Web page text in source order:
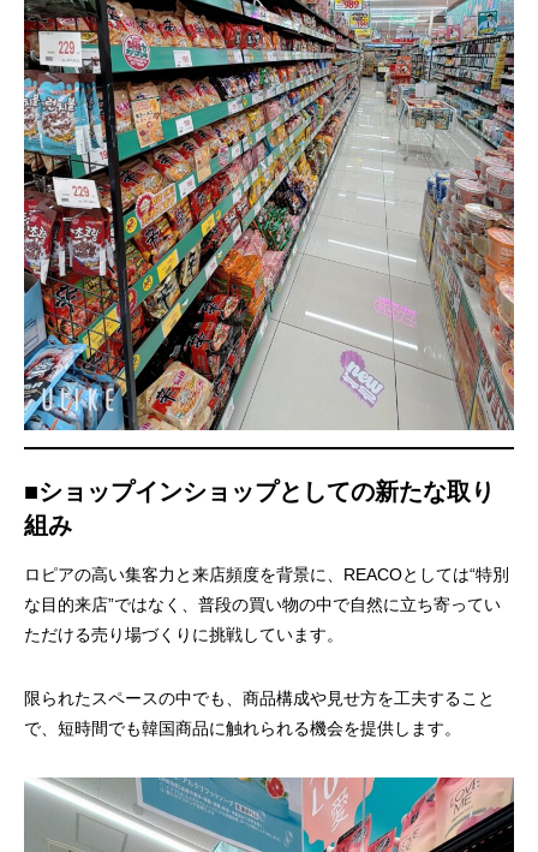
■ショップインショップとしての新たな取り
組み
ロピアの高い集客力と来店頻度を背景に、REACOとしては“特別
な目的来店”ではなく、普段の買い物の中で自然に立ち寄ってい
ただける売り場づくりに挑戦しています。
限られたスペースの中でも、商品構成や見せ方を工夫すること
で、短時間でも韓国商品に触れられる機会を提供します。